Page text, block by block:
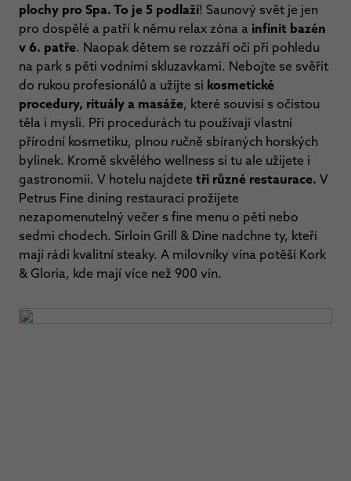
plochy pro Spa. To je 5 podlaží! Saunový svět je jen
pro dospělé a patří k němu relax zóna a infinit bazén
v 6. patře. Naopak dětem se rozzáří oči při pohledu
na park s pěti vodními skluzavkami. Nebojte se svěřit
do rukou profesionálů a užijte si kosmetické
procedury, rituály a masáže, které souvisí s očistou
těla i mysli. Při procedurách tu používají vlastní
přírodní kosmetiku, plnou ručně sbíraných horských
bylinek. Kromě skvělého wellness si tu ale užijete i
gastronomii. V hotelu najdete tři různé restaurace. V
Petrus Fine dining restauraci prožijete
nezapomenutelný večer s fine menu o pěti nebo
sedmi chodech. Sirloin Grill & Dine nadchne ty, kteří
mají rádi kvalitní steaky. A milovníky vína potěší Kork
& Gloria, kde mají více než 900 vín.